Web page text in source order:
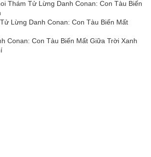
Thám Tử Lừng Danh Conan: Con Tàu Biến
Lừng Danh Conan: Con Tàu Biến Mất
Conan: Con Tàu Biến Mất Giữa Trời Xanh